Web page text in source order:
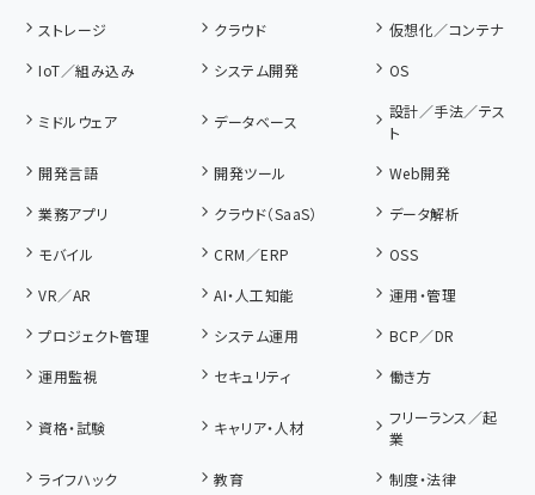
ストレージ
クラウド
仮想化／コンテナ
IoT／組み込み
システム開発 OS
ミドルウェア データベース
設計／手法／テス
ト
開発言語
開発ツール
Web開発
業務アプリ
クラウド（SaaS）
データ解析
モバイル
CRM／ERP
OSS
VR／AR
AI・人工知能
運用・管理
プロジェクト管理
システム運用
BCP／DR
運用監視
セキュリティ 働き方
資格・試験 キャリア・人材
フリーランス／起
業
ライフハック
教育 制度・法律